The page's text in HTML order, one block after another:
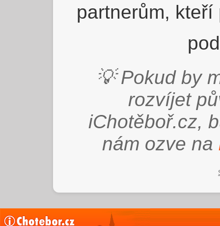
partnerům,
💡 Pokud by
rozvíjet
iChotěboř.cz,
nám ozve na